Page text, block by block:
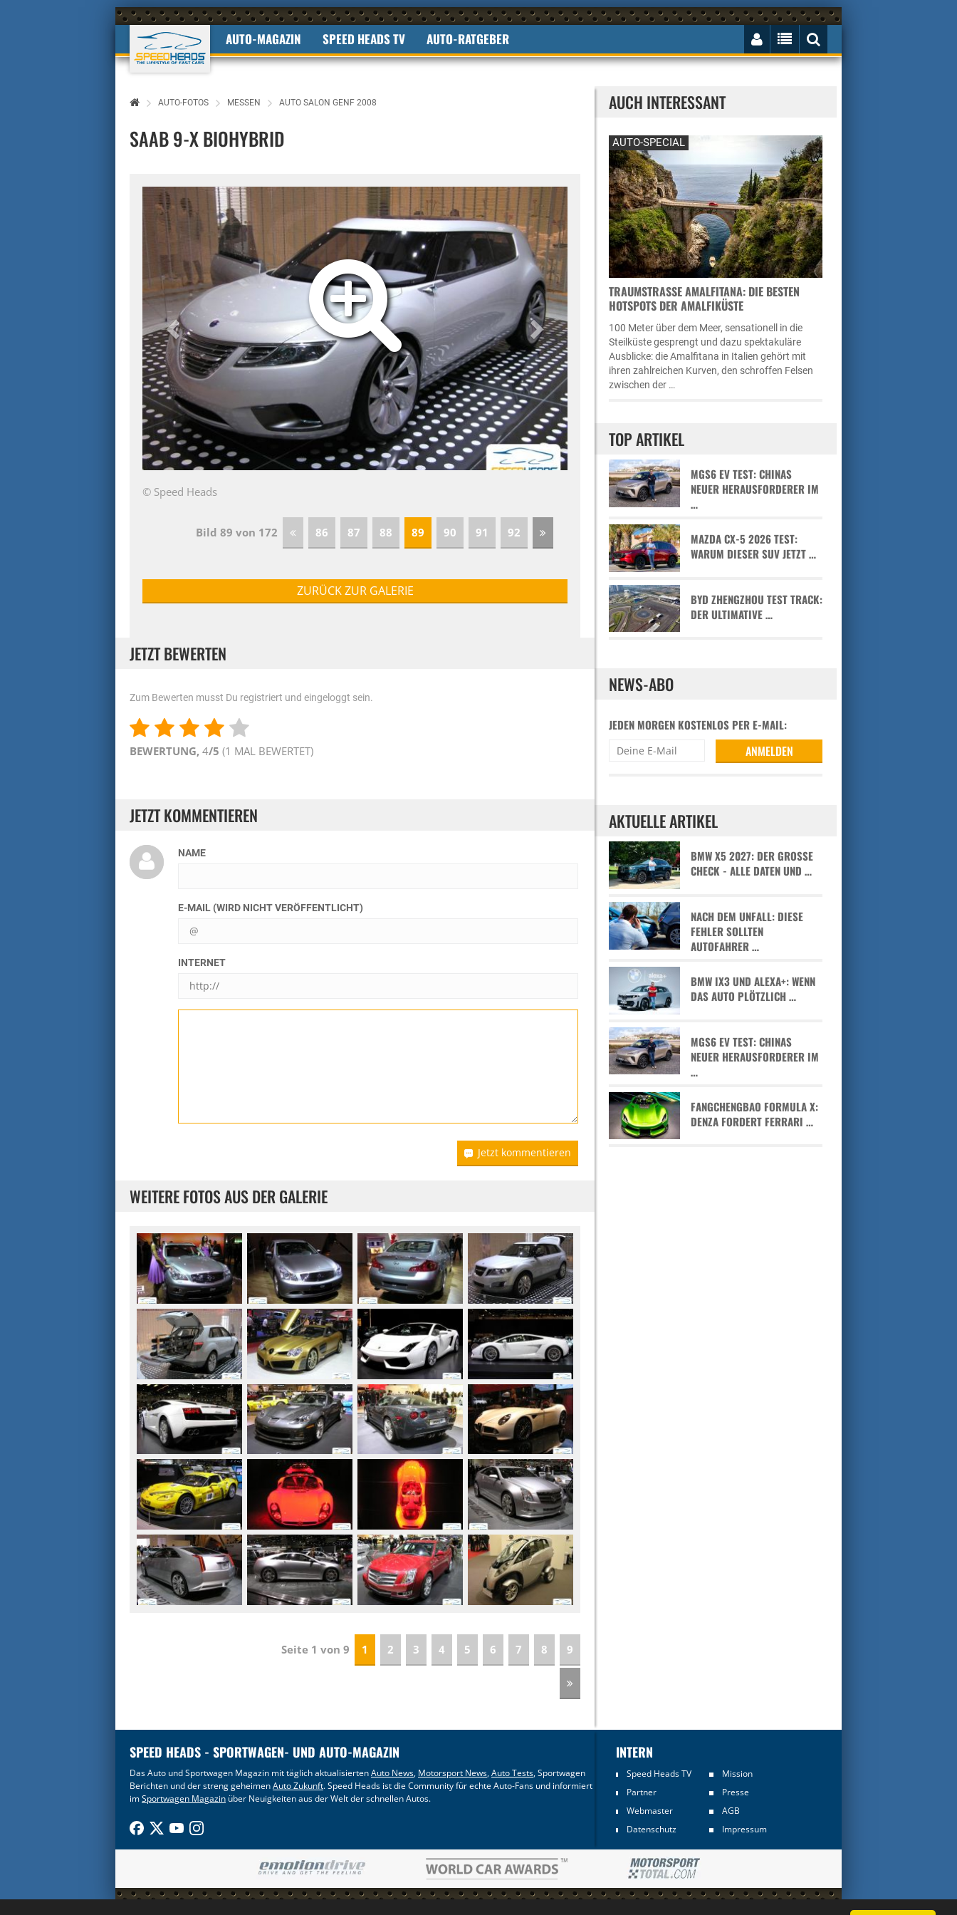
AUTO-MAGAZIN SPEED HEADS TV AUTO-RATGEBER
AUTO-FOTOS MESSEN AUTO SALON GENF 2008
SAAB 9-X BIOHYBRID
© Speed Heads
Bild 89 von 172 86 87 88 89 90 91 92
ZURÜCK ZUR GALERIE
JETZT BEWERTEN
Zum Bewerten musst Du registriert und eingeloggt sein.
BEWERTUNG, 4/5 (1 MAL BEWERTET)
JETZT KOMMENTIEREN
NAME
E-MAIL (WIRD NICHT VERÖFFENTLICHT)
INTERNET
Jetzt kommentieren
WEITERE FOTOS AUS DER GALERIE
Seite 1 von 9 1 2 3 4 5 6 7 8 9
AUCH INTERESSANT
AUTO-SPECIAL
TRAUMSTRASSE AMALFITANA: DIE BESTEN H
OTSPOTS DER AMALFIKÜSTE
100 Meter über dem Meer, sensationell in die
Steilküste gesprengt und dazu spektakuläre
Ausblicke: die Amalfitana in Italien gehört mit
ihren zahlreichen Kurven, den schroffen Felsen
zwischen der …
TOP ARTIKEL
MGS6 EV TEST: CHINAS
NEUER HERAUSFORDERER IM
…
MAZDA CX-5 2026 TEST:
WARUM DIESER SUV JETZT …
BYD ZHENGZHOU TEST TRACK:
DER ULTIMATIVE …
NEWS-ABO
JEDEN MORGEN KOSTENLOS PER E-MAIL:
AKTUELLE ARTIKEL
BMW X5 2027: DER GROSSE C
HECK - ALLE DATEN UND …
NACH DEM UNFALL: DIESE
FEHLER SOLLTEN
AUTOFAHRER …
BMW IX3 UND ALEXA+: WENN
DAS AUTO PLÖTZLICH …
MGS6 EV TEST: CHINAS
NEUER HERAUSFORDERER IM
…
FANGCHENGBAO FORMULA X:
DENZA FORDERT FERRARI …
SPEED HEADS - SPORTWAGEN- UND AUTO-MAGAZIN
Das Auto und Sportwagen Magazin mit täglich aktualisiertenAuto News, Motorsport News,Auto Tests, Sportwagen
Berichten und der streng geheimenAuto Zukunft. Speed Heads ist die Community für echte Auto-Fans und informiert
imSportwagen Magazin über Neuigkeiten aus der Welt der schnellen Autos.
INTERN
Speed Heads TV
Mission
Partner
Presse
Webmaster
AGB
Datenschutz
Impressum